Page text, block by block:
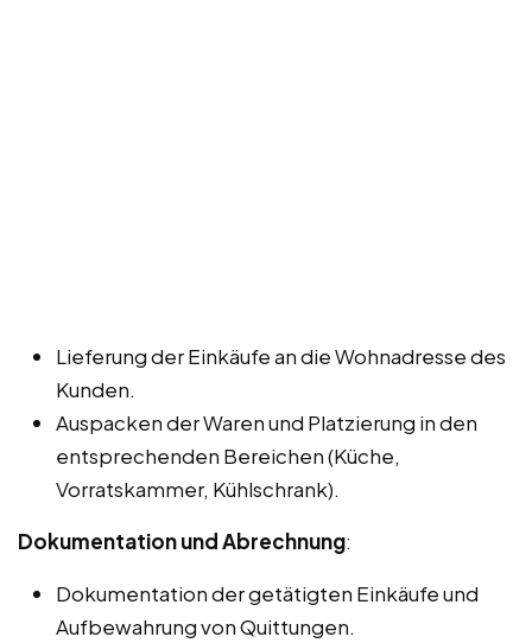
Lieferung der Einkäufe an die Wohnadresse des
Kunden.
Auspacken der Waren und Platzierung in den
entsprechenden Bereichen (Küche,
Vorratskammer, Kühlschrank).
Dokumentation und Abrechnung:
Dokumentation der getätigten Einkäufe und
Aufbewahrung von Quittungen.